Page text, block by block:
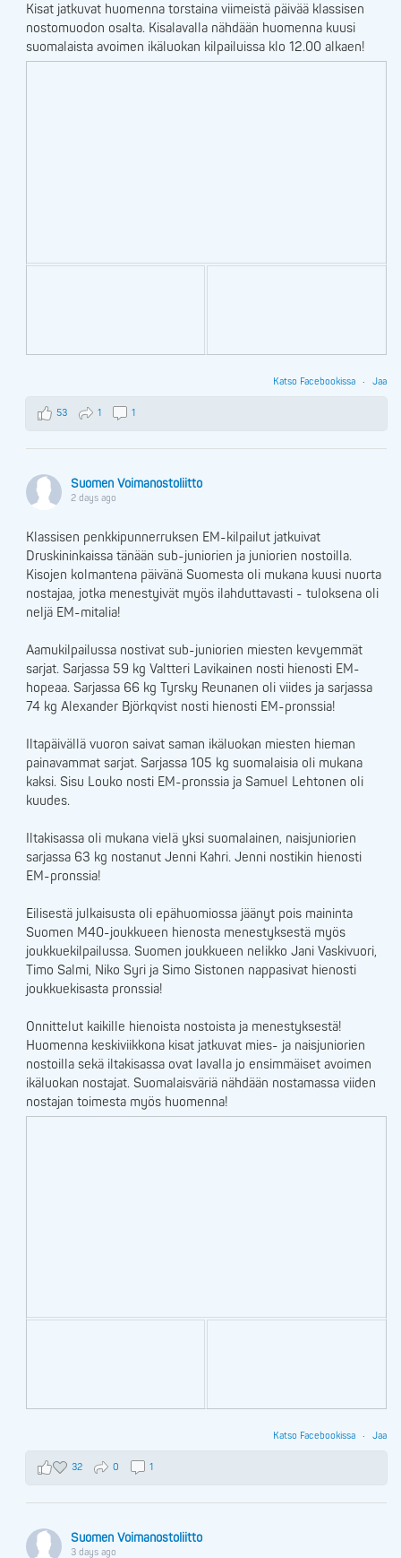
Kisat jatkuvat huomenna torstaina viimeistä päivää klassisen
nostomuodon osalta. Kisalavalla nähdään huomenna kuusi
suomalaista avoimen ikäluokan kilpailuissa klo 12.00 alkaen!
Katso Facebookissa · Jaa
53 1 1
Suomen Voimanostoliitto
2 days ago
Klassisen penkkipunnerruksen EM-kilpailut jatkuivat
Druskininkaissa tänään sub-juniorien ja juniorien nostoilla.
Kisojen kolmantena päivänä Suomesta oli mukana kuusi nuorta
nostajaa, jotka menestyivät myös ilahduttavasti - tuloksena oli
neljä EM-mitalia!
Aamukilpailussa nostivat sub-juniorien miesten kevyemmät
sarjat. Sarjassa 59 kg Valtteri Lavikainen nosti hienosti EM-
hopeaa. Sarjassa 66 kg Tyrsky Reunanen oli viides ja sarjassa
74 kg Alexander Björkqvist nosti hienosti EM-pronssia!
Iltapäivällä vuoron saivat saman ikäluokan miesten hieman
painavammat sarjat. Sarjassa 105 kg suomalaisia oli mukana
kaksi. Sisu Louko nosti EM-pronssia ja Samuel Lehtonen oli
kuudes.
Iltakisassa oli mukana vielä yksi suomalainen, naisjuniorien
sarjassa 63 kg nostanut Jenni Kahri. Jenni nostikin hienosti
EM-pronssia!
Eilisestä julkaisusta oli epähuomiossa jäänyt pois maininta
Suomen M40-joukkueen hienosta menestyksestä myös
joukkuekilpailussa. Suomen joukkueen nelikko Jani Vaskivuori,
Timo Salmi, Niko Syri ja Simo Sistonen nappasivat hienosti
joukkuekisasta pronssia!
Onnittelut kaikille hienoista nostoista ja menestyksestä!
Huomenna keskiviikkona kisat jatkuvat mies- ja naisjuniorien
nostoilla sekä iltakisassa ovat lavalla jo ensimmäiset avoimen
ikäluokan nostajat. Suomalaisväriä nähdään nostamassa viiden
nostajan toimesta myös huomenna!
Katso Facebookissa · Jaa
32 0 1
Suomen Voimanostoliitto
3 days ago